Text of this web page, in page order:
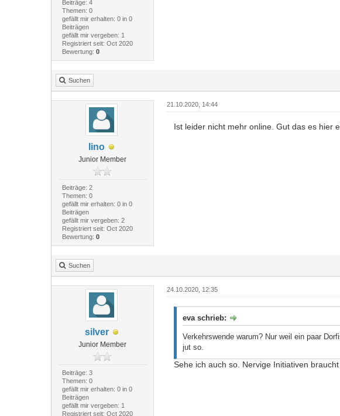
Beiträge: 4
Themen: 0
gefällt mir erhalten: 0 in 0
Beiträgen
gefällt mir vergeben: 1
Registriert seit: Oct 2020
Bewertung: 0
Suchen
lino
Junior Member
Beiträge: 2
Themen: 0
gefällt mir erhalten: 0 in 0
Beiträgen
gefällt mir vergeben: 2
Registriert seit: Oct 2020
Bewertung: 0
21.10.2020, 14:44
Ist leider nicht mehr online. Gut das es hier
Suchen
silver
Junior Member
Beiträge: 3
Themen: 0
gefällt mir erhalten: 0 in 0
Beiträgen
gefällt mir vergeben: 1
Registriert seit: Oct 2020
24.10.2020, 12:35
eva schrieb:
Verkehrswende warum? Nur weil ein paar
jut so.
Sehe ich auch so. Nervige Initiativen braucht